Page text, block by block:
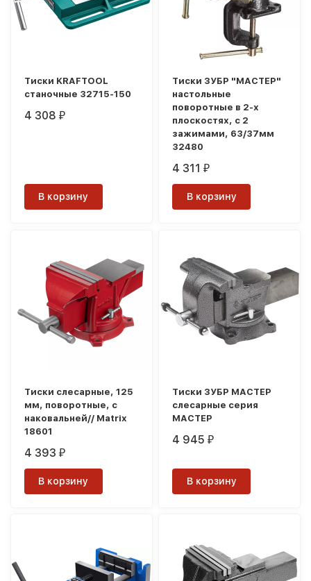
Тиски KRAFTOOL
станочные 32715-150
4 308₽
В корзину
Тиски ЗУБР "МАСТЕР"
настольные
поворотные в 2-х
плоскостях, с 2
зажимами, 63/37мм
32480
4 311₽
В корзину
Тиски слесарные, 125
мм, поворотные, с
наковальней// Matrix
18601
4 393₽
В корзину
Тиски ЗУБР МАСТЕР
слесарные серия
МАСТЕР
4 945₽
В корзину